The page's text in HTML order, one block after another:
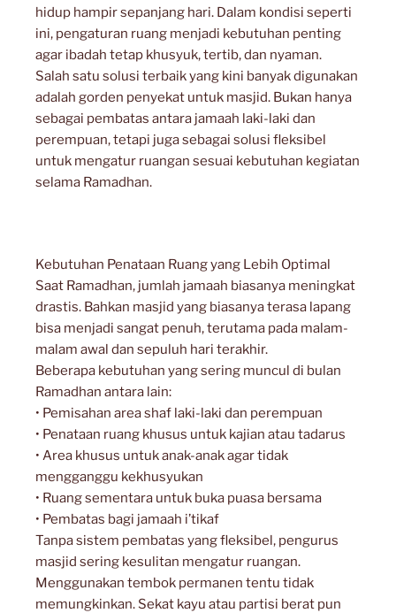
hidup hampir sepanjang hari. Dalam kondisi seperti
ini, pengaturan ruang menjadi kebutuhan penting
agar ibadah tetap khusyuk, tertib, dan nyaman.
Salah satu solusi terbaik yang kini banyak digunakan
adalah gorden penyekat untuk masjid. Bukan hanya
sebagai pembatas antara jamaah laki-laki dan
perempuan, tetapi juga sebagai solusi fleksibel
untuk mengatur ruangan sesuai kebutuhan kegiatan
selama Ramadhan.
Kebutuhan Penataan Ruang yang Lebih Optimal
Saat Ramadhan, jumlah jamaah biasanya meningkat
drastis. Bahkan masjid yang biasanya terasa lapang
bisa menjadi sangat penuh, terutama pada malam-
malam awal dan sepuluh hari terakhir.
Beberapa kebutuhan yang sering muncul di bulan
Ramadhan antara lain:
• Pemisahan area shaf laki-laki dan perempuan
• Penataan ruang khusus untuk kajian atau tadarus
• Area khusus untuk anak-anak agar tidak
mengganggu kekhusyukan
• Ruang sementara untuk buka puasa bersama
• Pembatas bagi jamaah i’tikaf
Tanpa sistem pembatas yang fleksibel, pengurus
masjid sering kesulitan mengatur ruangan.
Menggunakan tembok permanen tentu tidak
memungkinkan. Sekat kayu atau partisi berat pun